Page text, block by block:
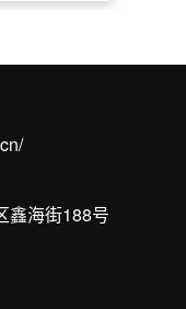
鑫海街188号